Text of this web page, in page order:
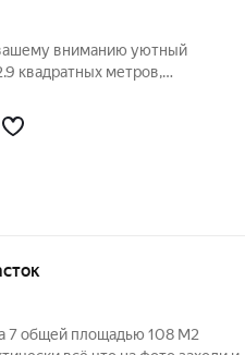
вниманию уютный
квадратных метров,
жизни и непринужденного
дома: 72.9
7 общей плoщадью 108 M2